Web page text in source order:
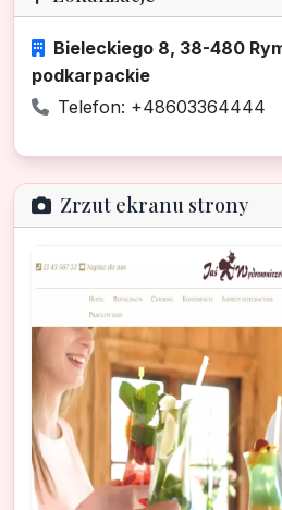
Bieleckiego 8, 38-480
podkarpackie
Telefon: +48603364444
Zrzut ekranu strony